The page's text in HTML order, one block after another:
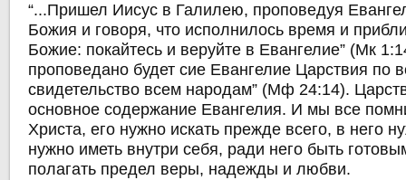
“...Пришел Иисус в Галилею, проповедуя
Божия и говоря, что исполнилось время и
Божие: покайтесь и веруйте в Евангелие” (Мк
проповедано будет сие Евангелие Царствия по
свидетельство всем народам” (Мф 24:14).
основное содержание Евангелия. И мы все
Христа, его нужно искать прежде всего, в него
нужно иметь внутри себя, ради него быть
полагать предел веры, надежды и любви.